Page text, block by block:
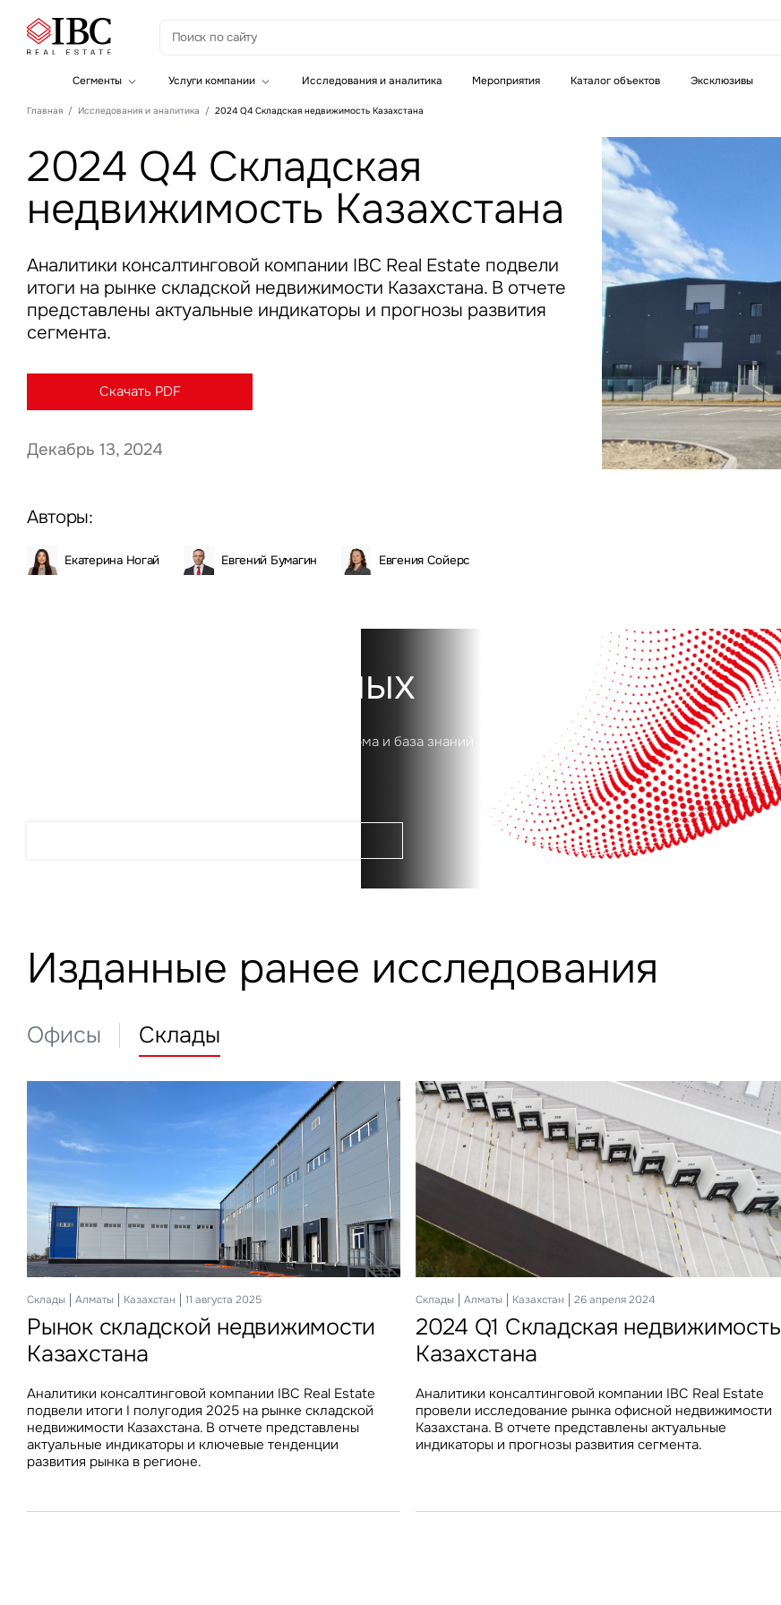
Сегменты
Складская недвижимость
Услуги компании
Земельные активы и девелопмент
Офисная недвижимость
Складская недвижимость
Торговая недвижимость
Стратегический консалтинг
Исследования и аналитика
Управление проектами строительства
Исследования и аналитика Мероприятия Каталог объектов Эксклюзивы
Главная Исследования и аналитика 2024 Q4 Складская недвижимость Казахстана
Скачать PDF
2024 Q4 Складская
недвижимость Казахстана
Аналитики консалтинговой компании IBC Real Estate подвели
итоги на рынке складской недвижимости Казахстана. В отчете
представлены актуальные индикаторы и прогнозы развития
сегмента.
Декабрь 13, 2024
Авторы:
Екатерина Ногай Евгений Бумагин Евгения Сойерс
Платформа данных
Первая в России цифровая аналитическая платформа и база знаний
Изданные ранее исследования
Офисы Склады
Офисы Алматы Казахстан 11 декабря 2025
2025 Офисная недвижимость
Казахстана
Аналитики консалтинговой компании IBC Real Estate
подвели итоги ноября 2025 года на рынке офисной
недвижимости Казахстана. В отчете представлен
подробный анализ тенденций и ключевых индикаторов
офисного рынка Алматы и Астаны.
Офисы Алматы Казахстан 09 декабря 2024
2024 Q3 Офисная недвижимость
Казахстана
Аналитики консалтинговой компании IBC Real Estate
подвели итоги III квартала 2024 года на рынке офисной
недвижимости Казахстана. В отчете представлены
актуальные индикаторы и прогнозы развития сегмента.
Склады Алматы Казахстан 11 августа 2025
Рынок складской недвижимости
Казахстана
Аналитики консалтинговой компании IBC Real Estate
подвели итоги I полугодия 2025 на рынке складской
недвижимости Казахстана. В отчете представлены
актуальные индикаторы и ключевые тенденции
развития рынка в регионе.
Склады Алматы Казахстан 26 апреля 2024
2024 Q1 Складская недвижимость
Казахстана
Аналитики консалтинговой компании IBC Real Estate
провели исследование рынка офисной недвижимости
Казахстана. В отчете представлены актуальные
индикаторы и прогнозы развития сегмента.
Заказать звонок
WhatsApp Telegram
Это обязательное поле
Это обязательное поле
Введен неверный формат
По времени
Отправить